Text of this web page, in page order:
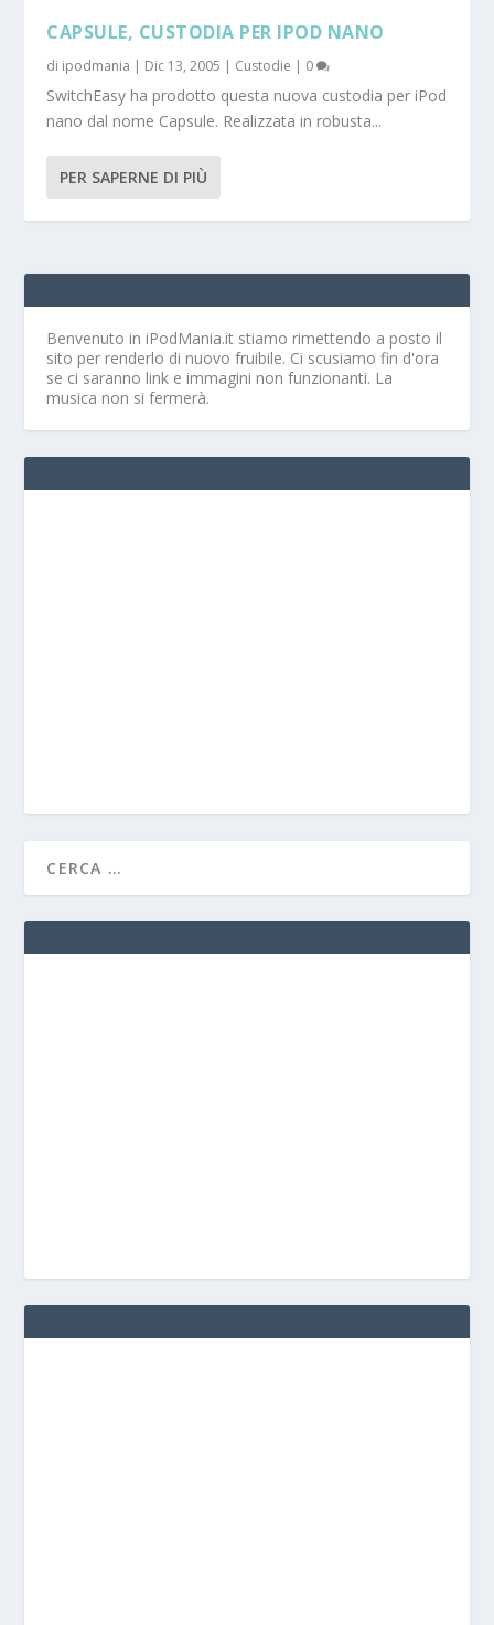
CAPSULE, CUSTODIA PER IPOD NANO
di ipodmania | Dic 13, 2005 | Custodie | 0
SwitchEasy ha prodotto questa nuova custodia per iPod
nano dal nome Capsule. Realizzata in robusta...
PER SAPERNE DI PIÙ
Benvenuto in iPodMania.it stiamo rimettendo a posto il
sito per renderlo di nuovo fruibile. Ci scusiamo fin d'ora
se ci saranno link e immagini non funzionanti. La
musica non si fermerà.